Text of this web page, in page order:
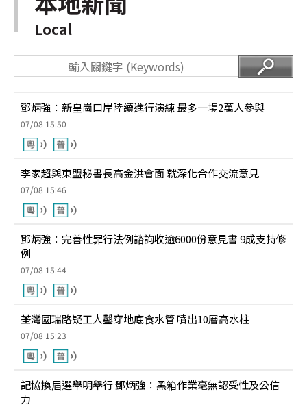
Local
鄧炳強：新皇崗口岸陸續進行演練 最多一場2萬人參與
07/08 15:50
李家超與東盟秘書長高金洪會面 就深化合作交流意見
07/08 15:46
鄧炳強：完善性罪行法例諮詢收逾6000份意見書 9成支持修
例
07/08 15:44
荃灣國瑞路疑工人鑿穿地底食水管 噴出10層高水柱
07/08 15:23
記協換屆選舉明舉行 鄧炳強：黑箱作業毫無認受性及公信
力